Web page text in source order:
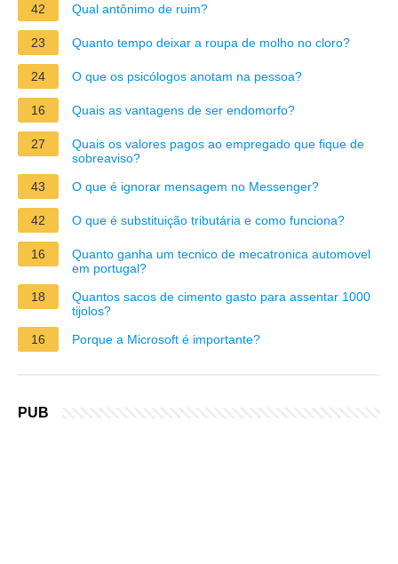
42 Qual antônimo de ruim?
23 Quanto tempo deixar a roupa de molho no cloro?
24 O que os psicólogos anotam na pessoa?
16 Quais as vantagens de ser endomorfo?
27
Quais os valores pagos ao empregado que fique de
sobreaviso?
43
O que é ignorar mensagem no Messenger?
42 O que é substituição tributária e como funciona?
16
Quanto ganha um tecnico de mecatronica automovel
em portugal?
18
Quantos sacos de cimento gasto para assentar 1000
tijolos?
16
Porque a Microsoft é importante?
PUB